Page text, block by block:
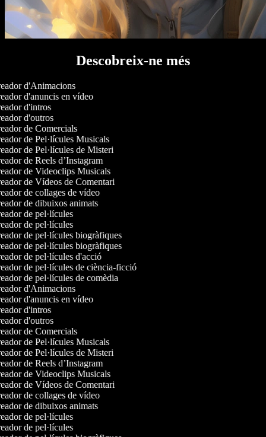
Descobreix-ne més
d'Animacions
d'anuncis en vídeo
d'intros
d'outros
de Comercials
de Pel·lícules Musicals
de Pel·lícules de Misteri
de Reels d’Instagram
de Videoclips Musicals
de Vídeos de Comentari
de collages de vídeo
de dibuixos animats
de pel·lícules
de pel·lícules
de pel·lícules biogràfiques
de pel·lícules biogràfiques
de pel·lícules d'acció
de pel·lícules de ciència-ficció
de pel·lícules de comèdia
d'Animacions
d'anuncis en vídeo
d'intros
d'outros
de Comercials
de Pel·lícules Musicals
de Pel·lícules de Misteri
de Reels d’Instagram
de Videoclips Musicals
de Vídeos de Comentari
de collages de vídeo
de dibuixos animats
de pel·lícules
de pel·lícules